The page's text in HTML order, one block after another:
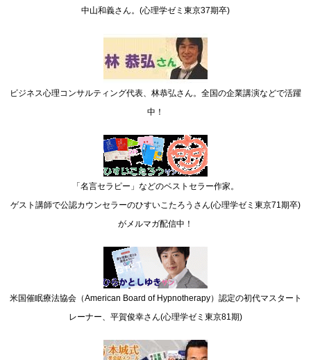
中山和義さん。(心理学ゼミ東京37期卒)
ビジネス心理コンサルティング代表、林恭弘さん。全国の企業講演などで活躍
中！
「名言セラピー」などのベストセラー作家。
ゲスト講師で公認カウンセラーのひすいこたろうさん(心理学ゼミ東京71期卒)
がメルマガ配信中！
米国催眠療法協会（American Board of Hypnotherapy）認定の初代マスタート
レーナー、平賀俊幸さん(心理学ゼミ東京81期)